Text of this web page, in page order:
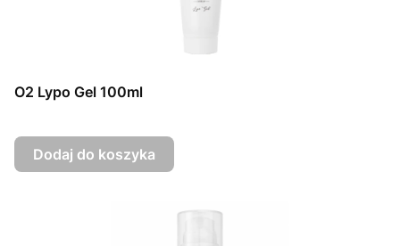
O2 Lypo Gel 100ml
Dodaj do koszyka